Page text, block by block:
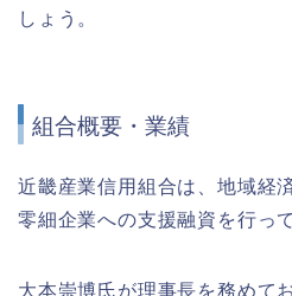
しょう。
組合概要・業績
近畿産業信用組合は、地域経
零細企業への支援融資を行っ
大本崇博氏が理事長を務めて